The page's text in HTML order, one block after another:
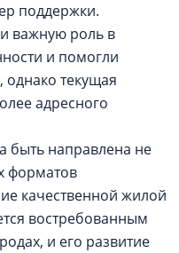
поддержки.
важную роль в
и помогли
однако текущая
адресного
быть направлена не
форматов
качественной жилой
востребованным
и его развитие